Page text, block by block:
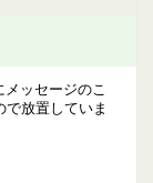
ッセージのこ
放置していま